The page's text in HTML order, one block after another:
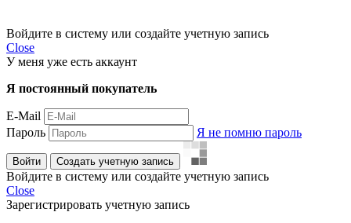
Войдите в систему или создайте учетную запись
Close
У меня уже есть аккаунт
Я постоянный покупатель
E-Mail
Пароль
Я не помню пароль
Войти Создать учетную запись
Войдите в систему или создайте учетную запись
Close
Зарегистрировать учетную запись